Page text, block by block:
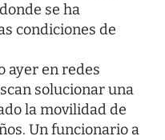
se ha
condiciones de
ayer en redes
solucionar una
la movilidad de
Un funcionario a